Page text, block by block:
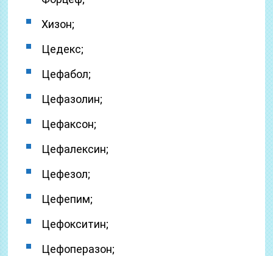
Хизон;
Цедекс;
Цефабол;
Цефазолин;
Цефаксон;
Цефалексин;
Цефезол;
Цефепим;
Цефокситин;
Цефоперазон;